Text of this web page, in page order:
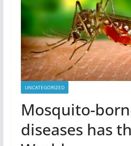
UNCATEGORIZED
Mosquito-
diseases has